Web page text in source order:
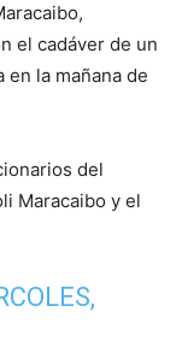
el cadáver de un
la mañana de
del
Maracaibo y el